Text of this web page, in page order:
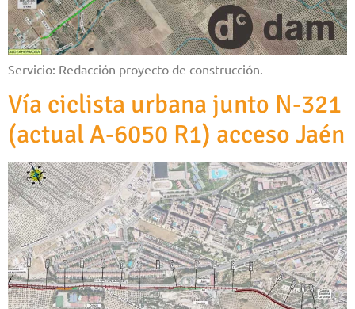
Servicio: Redacción proyecto de construcción.
Vía ciclista urbana junto N-321
(actual A-6050 R1) acceso Jaén